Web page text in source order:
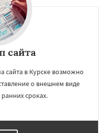
сайта
сайта в Курске возможно
о внешнем виде
сроках.